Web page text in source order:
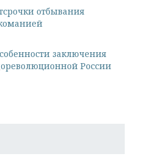
отбывания
заключения
России